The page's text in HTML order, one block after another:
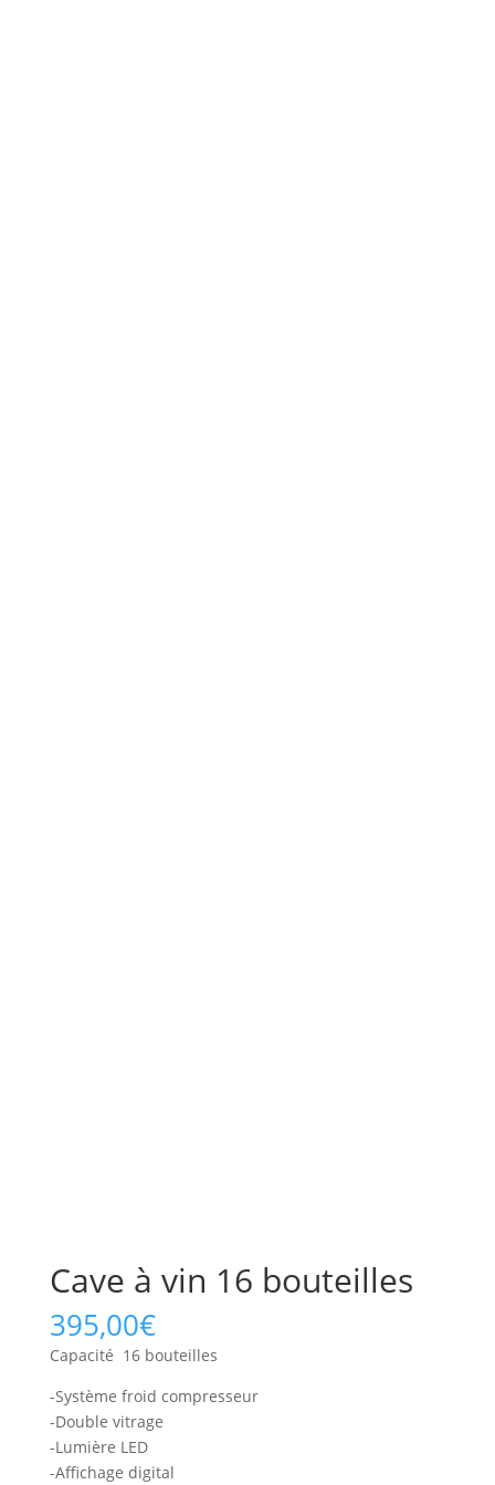
Cave à vin 16 bouteilles
395,00€
Capacité 16 bouteilles
-Système froid compresseur
-Double vitrage
-Lumière LED
-Affichage digital